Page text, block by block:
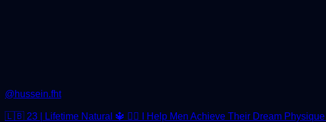
@hussein.fht
🇱🇧 23 | Lifetime Natural 🔱 🏋️‍♂️ I Help Men Achieve Their Dream